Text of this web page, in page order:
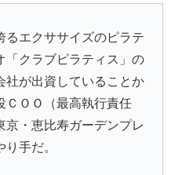
エクササイズのピラテ
「クラブピラティス」の
社が出資していることか
ＣＯＯ（最高執行責任
京・恵比寿ガーデンプレ
手だ。